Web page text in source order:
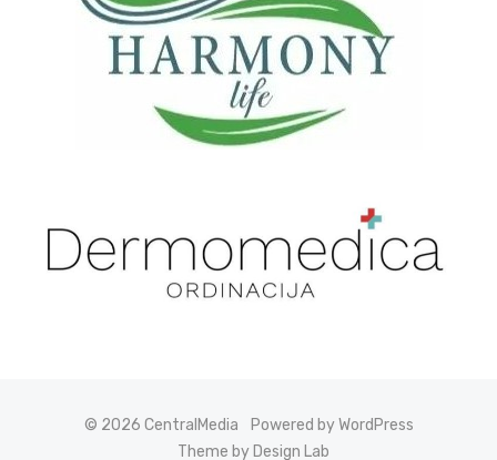
© 2026 CentralMedia
Powered by WordPress
Theme by Design Lab